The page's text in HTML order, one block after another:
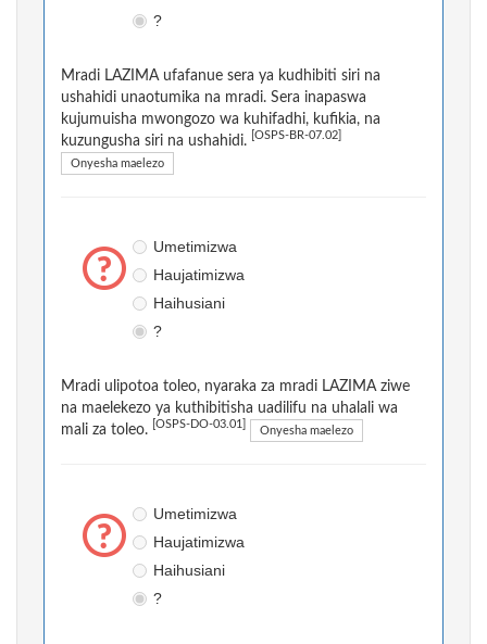
?
Mradi LAZIMA ufafanue sera ya kudhibiti siri na
ushahidi unaotumika na mradi. Sera inapaswa
kujumuisha mwongozo wa kuhifadhi, kufikia, na
kuzungusha siri na ushahidi.
[OSPS-BR-07.02]
Onyesha maelezo
Umetimizwa
Haujatimizwa
Haihusiani
?
Mradi ulipotoa toleo, nyaraka za mradi LAZIMA ziwe
na maelekezo ya kuthibitisha uadilifu na uhalali wa
mali za toleo.
[OSPS-DO-03.01] Onyesha maelezo
Umetimizwa
Haujatimizwa
Haihusiani
?